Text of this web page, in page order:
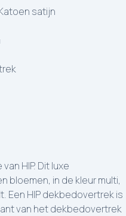
HIP. Dit luxe
bloemen, in de kleur multi,
Een HIP dekbedovertrek is
van het dekbedovertrek
satijn